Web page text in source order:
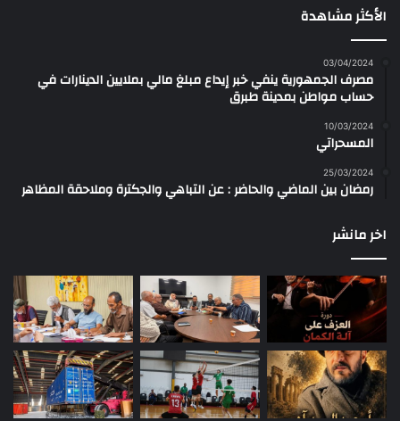
الأكثر مشاهدة
03/04/2024
مصرف الجمهورية ينفي خبر إيداع مبلغ مالي بملايين الدينارات في
حساب مواطن بمدينة طبرق
10/03/2024
المسحراتي
25/03/2024
رمضان بين الماضي والحاضر : عن التباهي والجكترة وملاحقة المظاهر
اخر مانشر